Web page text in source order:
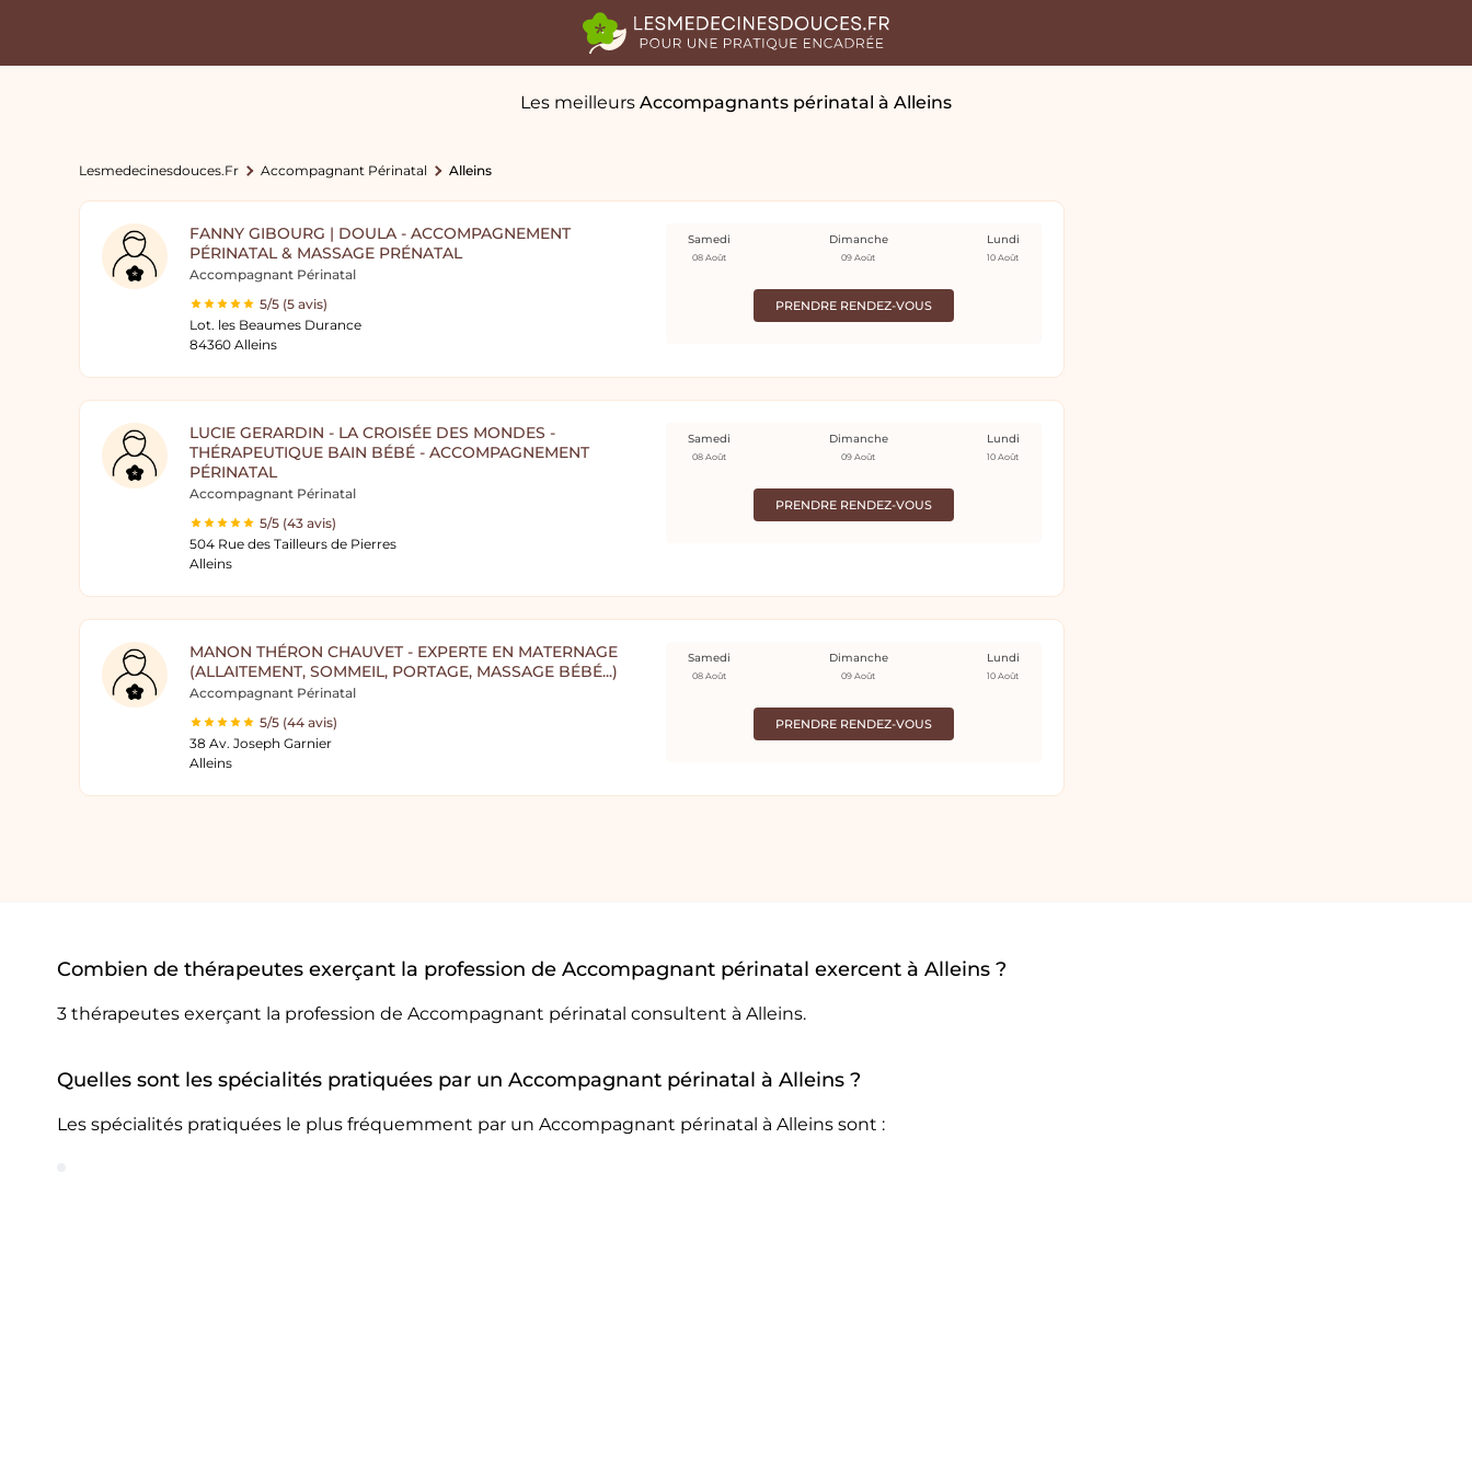
Les meilleurs Accompagnants périnatal à Alleins
Lesmedecinesdouces.fr Accompagnant Périnatal Alleins
FANNY GIBOURG | DOULA - ACCOMPAGNEMENT
PÉRINATAL & MASSAGE PRÉNATAL
Accompagnant Périnatal
5/5 (5 avis)
Lot. les Beaumes Durance
84360 Alleins
PRENDRE RENDEZ-VOUS
Samedi
08 Août
Dimanche
09 Août
Lundi
10 Août
LUCIE GERARDIN - LA CROISÉE DES MONDES -
THÉRAPEUTIQUE BAIN BÉBÉ - ACCOMPAGNEMENT
PÉRINATAL
Accompagnant Périnatal
5/5 (43 avis)
504 Rue des Tailleurs de Pierres
Alleins
PRENDRE RENDEZ-VOUS
Samedi
08 Août
Dimanche
09 Août
Lundi
10 Août
MANON THÉRON CHAUVET - EXPERTE EN MATERNAGE
(ALLAITEMENT, SOMMEIL, PORTAGE, MASSAGE BÉBÉ...)
Accompagnant Périnatal
5/5 (44 avis)
38 Av. Joseph Garnier
Alleins
PRENDRE RENDEZ-VOUS
Samedi
08 Août
Dimanche
09 Août
Lundi
10 Août
Combien de thérapeutes exerçant la profession de Accompagnant périnatal exercent à Alleins ?
3 thérapeutes exerçant la profession de Accompagnant périnatal consultent à Alleins.
Quelles sont les spécialités pratiquées par un Accompagnant périnatal à Alleins ?
Les spécialités pratiquées le plus fréquemment par un Accompagnant périnatal à Alleins sont :